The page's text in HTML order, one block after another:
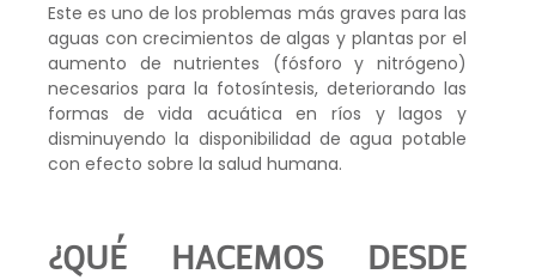
Este es uno de los problemas más graves para las
aguas con crecimientos de algas y plantas por el
aumento de nutrientes (fósforo y nitrógeno)
necesarios para la fotosíntesis, deteriorando las
formas de vida acuática en ríos y lagos y
disminuyendo la disponibilidad de agua potable
con efecto sobre la salud humana.
¿QUÉ HACEMOS DESDE